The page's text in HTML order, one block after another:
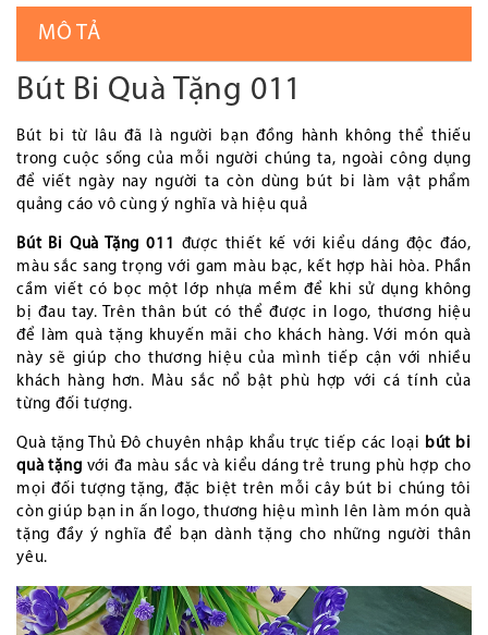
MÔ TẢ
Bút Bi Quà Tặng 011
Bút bi từ lâu đã là người bạn đồng hành không thể thiếu
trong cuộc sống của mỗi người chúng ta, ngoài công dụng
để viết ngày nay người ta còn dùng bút bi làm vật phẩm
quảng cáo vô cùng ý nghĩa và hiệu quả
Bút Bi Quà Tặng 011 được thiết kế với kiểu dáng độc đáo,
màu sắc sang trọng với gam màu bạc, kết hợp hài hòa. Phần
cầm viết có bọc một lớp nhựa mềm để khi sử dụng không
bị đau tay. Trên thân bút có thể được in logo, thương hiệu
để làm quà tặng khuyến mãi cho khách hàng. Với món quà
này sẽ giúp cho thương hiệu của mình tiếp cận với nhiều
khách hàng hơn. Màu sắc nổ bật phù hợp với cá tính của
từng đối tượng.
Quà tặng Thủ Đô chuyên nhập khẩu trực tiếp các loại bút bi
quà tặng với đa màu sắc và kiểu dáng trẻ trung phù hợp cho
mọi đối tượng tặng, đặc biệt trên mỗi cây bút bi chúng tôi
còn giúp bạn in ấn logo, thương hiệu mình lên làm món quà
tặng đầy ý nghĩa để bạn dành tặng cho những người thân
yêu.